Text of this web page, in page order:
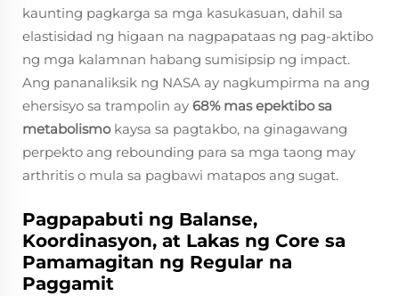
kaunting pagkarga sa mga kasukasuan, dahil sa
elastisidad ng higaan na nagpapataas ng pag-aktibo
ng mga kalamnan habang sumisipsip ng impact.
Ang pananaliksik ng NASA ay nagkumpirma na ang
ehersisyo sa trampolin ay 68% mas epektibo sa
metabolismo kaysa sa pagtakbo, na ginagawang
perpekto ang rebounding para sa mga taong may
arthritis o mula sa pagbawi matapos ang sugat.
Pagpapabuti ng Balanse,
Koordinasyon, at Lakas ng Core sa
Pamamagitan ng Regular na
Paggamit